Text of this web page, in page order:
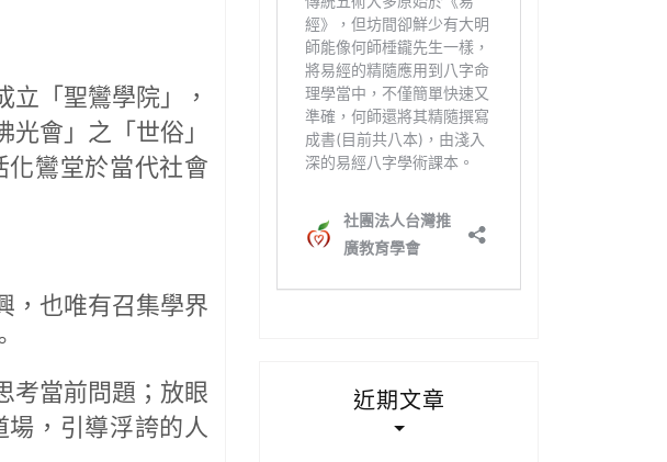
「聖鸞學院」，
會」之「世俗」
鸞堂於當代社會
，也唯有召集學界
考當前問題；放眼
，引導浮誇的人
近期文章